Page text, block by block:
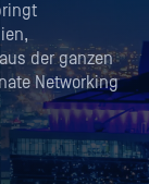
der ganzen
Networking